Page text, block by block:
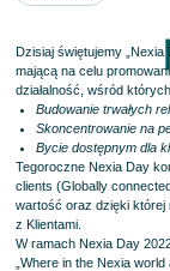
Dzisiaj świętujemy
mającą na celu
działalność, wśród
Budowanie trwałych
Skoncentrowanie na
Bycie dostępnym dla
Tegoroczne Nexia Day
clients (Globally
wartość oraz dzięki której
z Klientami.
W ramach Nexia Day
„Where in the Nexia